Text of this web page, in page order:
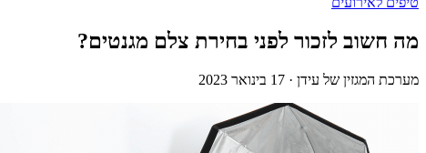
מה חשוב לזכור לפני בחירת צלם מגנטים?
מערכת המגזין של עידן · 17 בינואר 2023